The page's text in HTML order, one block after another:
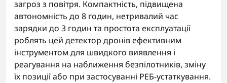
загроз з повітря. Компактність, підвищена
автономність до 8 годин, нетривалий час
зарядки до 3 годин та простота експлуатації
роблять цей детектор дронів ефективним
інструментом для швидкого виявлення і
реагування на наближення безпілотників, зміну
їх позиції або при застосуванні РЕБ-устаткування.